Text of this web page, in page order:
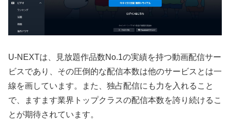
U-NEXTは、見放題作品数No.1の実績を持つ動画配信サー
ビスであり、その圧倒的な配信本数は他のサービスとは一
線を画しています。また、独占配信にも力を入れること
で、ますます業界トップクラスの配信本数を誇り続けるこ
とが期待されています。